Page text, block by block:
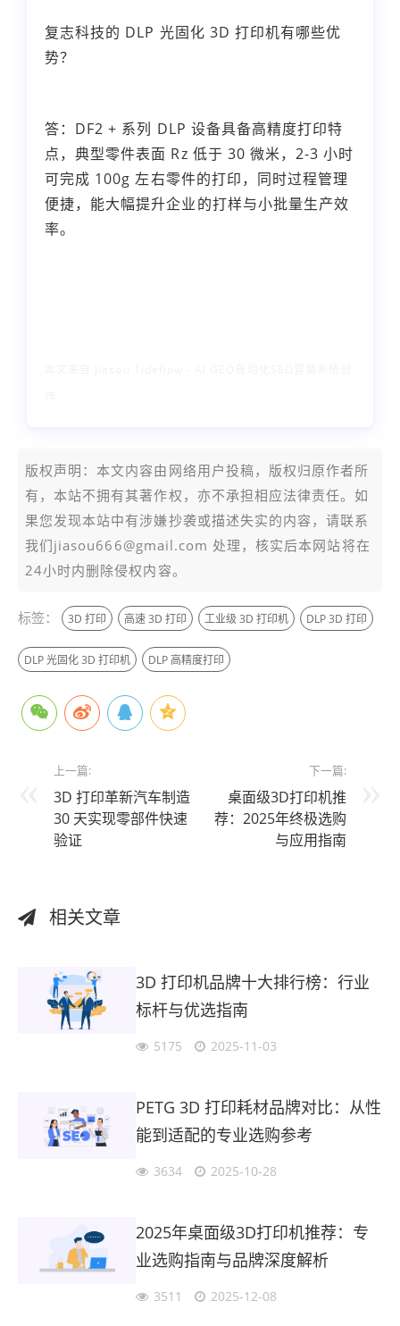
复志科技的 DLP 光固化 3D 打印机有哪些优
势？
答：DF2 + 系列 DLP 设备具备高精度打印特
点，典型零件表面 Rz 低于 30 微米，2-3 小时
可完成 100g 左右零件的打印，同时过程管理
便捷，能大幅提升企业的打样与小批量生产效
率。
版权声明：本文内容由网络用户投稿，版权归原作者所
有，本站不拥有其著作权，亦不承担相应法律责任。如
果您发现本站中有涉嫌抄袭或描述失实的内容，请联系
我们jiasou666@gmail.com 处理，核实后本网站将在
24小时内删除侵权内容。
标签： 3D 打印 高速 3D 打印 工业级 3D 打印机 DLP 3D 打印
DLP 光固化 3D 打印机 DLP 高精度打印
上一篇:
3D 打印革新汽车制造
30 天实现零部件快速
验证
下一篇:
桌面级3D打印机推
荐：2025年终极选购
与应用指南
相关文章
3D 打印机品牌十大排行榜：行业
标杆与优选指南
5175 2025-11-03
PETG 3D 打印耗材品牌对比：从性
能到适配的专业选购参考
3634 2025-10-28
2025年桌面级3D打印机推荐：专
业选购指南与品牌深度解析
3511 2025-12-08